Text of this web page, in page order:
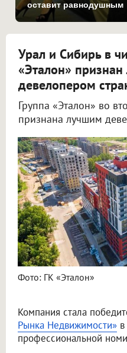
оставит равнодушным
Урал и Сибирь в
«Эталон»
девелопером
Группа «Эталон» во
признана лучшим
Фото: ГК «Эталон»
Компания стала
Рынка Недвижимости»
профессиональной